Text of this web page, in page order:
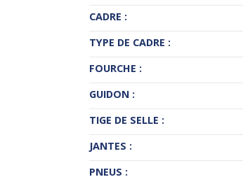
CADRE :
TYPE DE CADRE :
FOURCHE :
GUIDON :
TIGE DE SELLE :
JANTES :
PNEUS :